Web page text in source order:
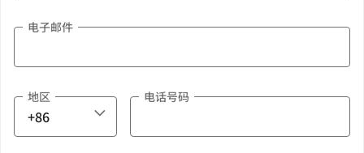
电子邮件
地区 电话号码